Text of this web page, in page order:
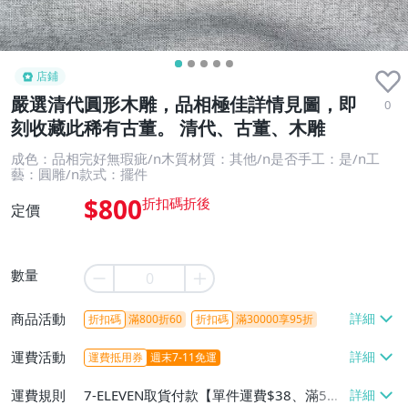
店鋪
嚴選清代圓形木雕，品相極佳詳情見圖，即
刻收藏此稀有古董。 清代、古董、木雕
0
成色：品相完好無瑕疵/n木質材質：其他/n是否手工：是/n工
藝：圓雕/n款式：擺件
定價 $800
數量
商品活動 折扣碼 滿800折60 折扣碼 滿30000享95折
運費活動 運費抵用券 週末7-11免運
運費規則
7-ELEVEN取貨付款【單件運費$38、滿5件